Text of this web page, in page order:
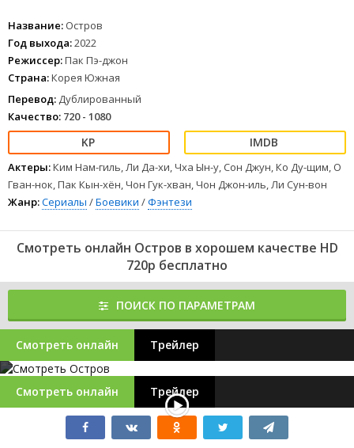
Название: Остров
Год выхода:2022
Режиссер:Пак Пэ-джон
Страна:Корея Южная
Перевод: Дублированный
Качество: 720 - 1080
Актеры:Ким Нам-гиль, Ли Да-хи, Чха Ын-у, Сон Джун, Ко Ду-щим, О
Гван-нок, Пак Кын-хён, Чон Гук-хван, Чон Джон-иль, Ли Сун-вон
Жанр:Сериалы /Боевики /Фэнтези
Смотреть онлайн Остров в хорошем качестве HD
720p бесплатно
ПОИСК ПО ПАРАМЕТРАМ
Смотреть онлайн Трейлер
Смотреть онлайн Трейлер